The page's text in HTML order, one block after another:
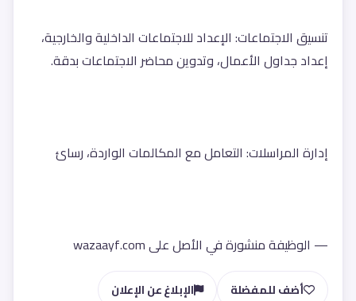
إعداد جداول الأعمال، وتدوين محاضر الاجتماعات بدقة.
إدارة المراسلات: التعامل مع المكالمات الواردة، رسائ
— الوظيفة منشورة في الأصل على wazaayf.com
أضف للمفضلة الإبلاغ عن الإعلان